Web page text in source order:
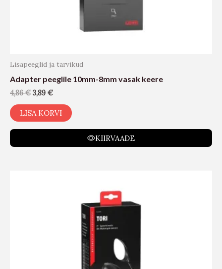
Lisapeeglid ja tarvikud
Adapter peeglile 10mm-8mm vasak keere
4,86€ 3,89 €
LISA KORVI
KIIRVAADE